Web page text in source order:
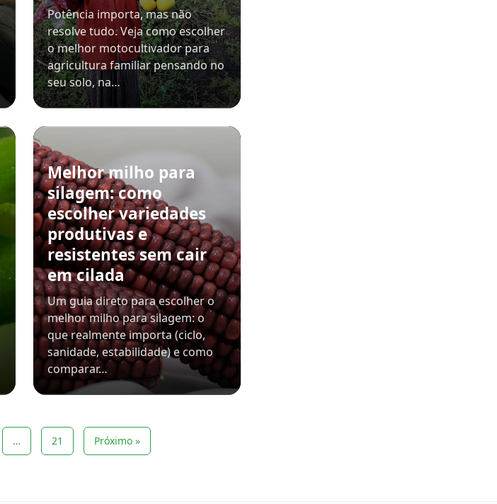
Potência importa, mas não
resolve tudo. Veja como escolher
o melhor motocultivador para
agricultura familiar pensando no
seu solo, na…
Melhor milho para
silagem: como
escolher variedades
produtivas e
resistentes sem cair
em cilada
Um guia direto para escolher o
melhor milho para silagem: o
que realmente importa (ciclo,
sanidade, estabilidade) e como
comparar…
… 21 Próximo »